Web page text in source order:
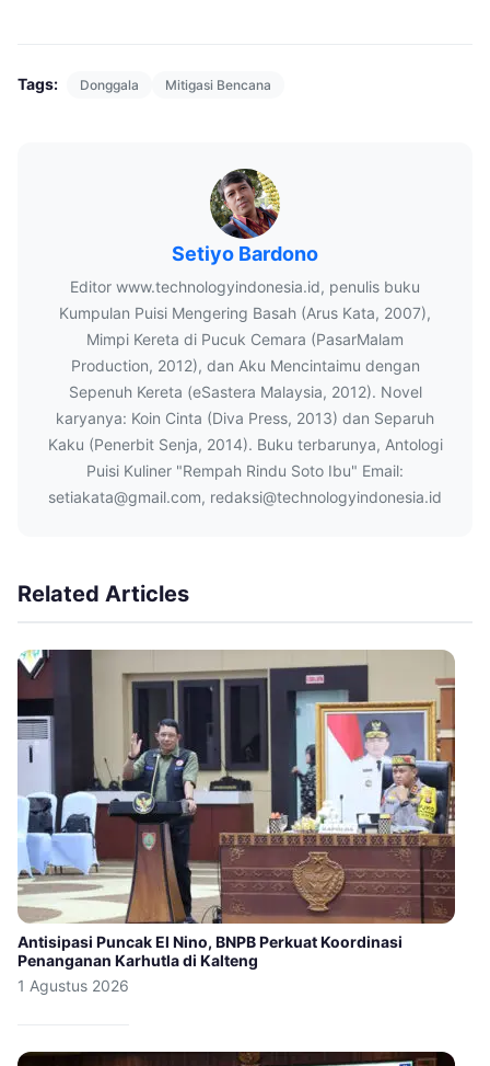
Tags: Donggala Mitigasi Bencana
Setiyo Bardono
Editor www.technologyindonesia.id, penulis buku
Kumpulan Puisi Mengering Basah (Arus Kata, 2007),
Mimpi Kereta di Pucuk Cemara (PasarMalam
Production, 2012), dan Aku Mencintaimu dengan
Sepenuh Kereta (eSastera Malaysia, 2012). Novel
karyanya: Koin Cinta (Diva Press, 2013) dan Separuh
Kaku (Penerbit Senja, 2014). Buku terbarunya, Antologi
Puisi Kuliner "Rempah Rindu Soto Ibu" Email:
setiakata@gmail.com, redaksi@technologyindonesia.id
Related Articles
Antisipasi Puncak El Nino, BNPB Perkuat Koordinasi
Penanganan Karhutla di Kalteng
1 Agustus 2026